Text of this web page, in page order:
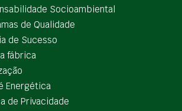
Socioambiental
de Qualidade
de Sucesso
fábrica
Energética
de Privacidade